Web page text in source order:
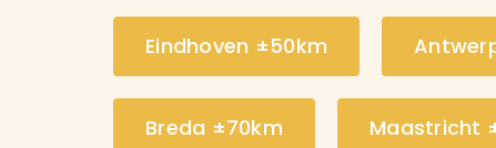
Eindhoven ±50km
Breda ±70km Maastricht